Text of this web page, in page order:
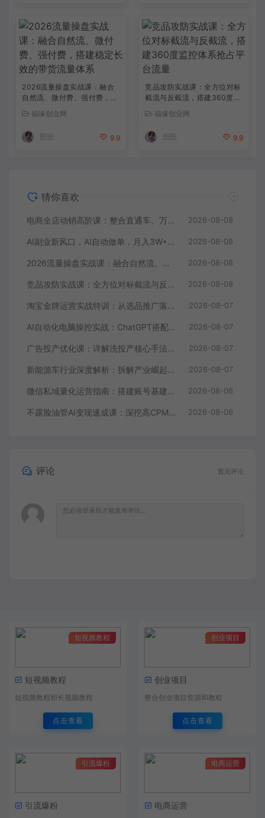
2026流量操盘实战课：融合
自然流、微付费、强付费，搭
建稳定长效的带货流量体系
福缘创业网
9.9
竞品攻防实战课：全方位对标
截流与反截流，搭建360度监
控体系抢占平台流量
福缘创业网
9.9
猜你喜欢
电商全店动销高阶课：整合直通车、万相魔盒、全站推广，系统化搭建店铺长效动销方案 2026-08-08
AI副业新风口，AI自动做单，月入3W+，附接单资源 2026-08-08
2026流量操盘实战课：融合自然流、微付费、强付费，搭建稳定长效的带货流量体系 2026-08-08
竞品攻防实战课：全方位对标截流与反截流，搭建360度监控体系抢占平台流量 2026-08-08
淘宝金牌运营实战特训：从选品推广落地爆款打造，店铺运营全链路拆解 2026-08-07
AI自动化电脑操控实战：ChatGPT搭配Codex，一键指令远程自动操控电脑完成工作 2026-08-07
广告投产优化课：详解洗投产核心手法，落地多场景投放提效增收方案 2026-08-07
新能源车行业深度解析：拆解产业崛起根源，剖析行业内卷与海外贸易争端现状 2026-08-07
微信私域量化运营指南：搭建账号基建打造热号，脱敏风控规避运营各类高危风险 2026-08-06
不露脸油管AI变现速成课：深挖高CPM盈利领域，零出镜打造YouTube稳定收益账号 2026-08-06
评论 暂无评论
短视频教程
短视频教程
短视频教程和长视频教程
点击查看
创业项目
创业项目
整合创业项目资源和教程
点击查看
引流爆粉
引流爆粉
电商运营
电商运营